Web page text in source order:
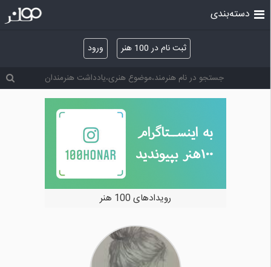
ثبت نام در 100 هنر ورود
دسته‌بندی
رویدادهای 100 هنر